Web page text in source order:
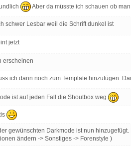
Aber da müsste ich schauen ob
schwer Lesbar weil die Schrift dunkel ist
jetzt
erscheinen
ich dann noch zum Template hinzufügen.
ist auf jeden Fall die Shoutbox weg
gewünschten Darkmode ist nun
ändern -> Sonstiges -> Forenstyle )